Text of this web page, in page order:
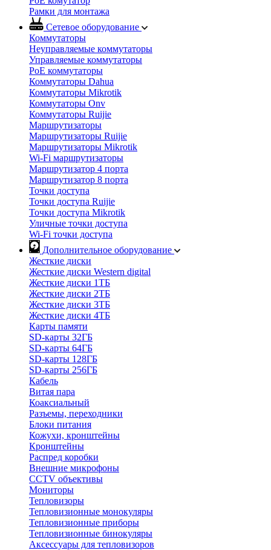
Рамки для монтажа
Сетевое оборудование
Коммутаторы
Неуправляемые коммутаторы
Управляемые коммутаторы
PoE коммутаторы
Коммутаторы Dahua
Коммутаторы Mikrotik
Коммутаторы Onv
Коммутаторы Ruijie
Маршрутизаторы
Маршрутизаторы Ruijie
Маршрутизаторы Mikrotik
Wi-Fi маршрутизаторы
Маршрутизатор 4 порта
Маршрутизатор 8 порта
Точки доступа
Точки доступа Ruijie
Точки доступа Mikrotik
Уличные точки доступа
Wi-Fi точки доступа
Дополнительное оборудование
Жесткие диски
Жесткие диски Western digital
Жесткие диски 1ТБ
Жесткие диски 2ТБ
Жесткие диски 3ТБ
Жесткие диски 4ТБ
Карты памяти
SD-карты 32ГБ
SD-карты 64ГБ
SD-карты 128ГБ
SD-карты 256ГБ
Кабель
Витая пара
Коаксиальный
Разъемы, переходники
Блоки питания
Кожухи, кронштейны
Кронштейны
Распред коробки
Внешние микрофоны
CCTV объективы
Мониторы
Тепловизоры
Тепловизионные монокуляры
Тепловизионные приборы
Тепловизионные бинокуляры
Аксессуары для тепловизоров